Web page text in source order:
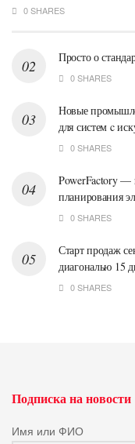
0 SHARES
Просто о
0 SHARES
Новые
для систем c
0 SHARES
PowerFactory —
планирования
0 SHARES
Старт продаж
диагональю 15
0 SHARES
Подписка на новости
Имя или ФИО